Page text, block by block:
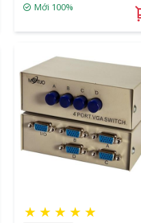
Mới 100%
★ ★ ★ ★ ★